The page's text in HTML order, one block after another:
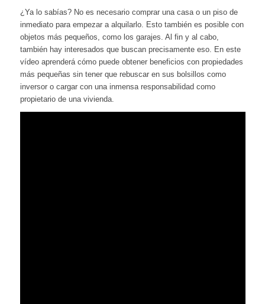
¿Ya lo sabías? No es necesario comprar una casa o un piso de
inmediato para empezar a alquilarlo. Esto también es posible con
objetos más pequeños, como los garajes. Al fin y al cabo,
también hay interesados que buscan precisamente eso. En este
vídeo aprenderá cómo puede obtener beneficios con propiedades
más pequeñas sin tener que rebuscar en sus bolsillos como
inversor o cargar con una inmensa responsabilidad como
propietario de una vivienda.